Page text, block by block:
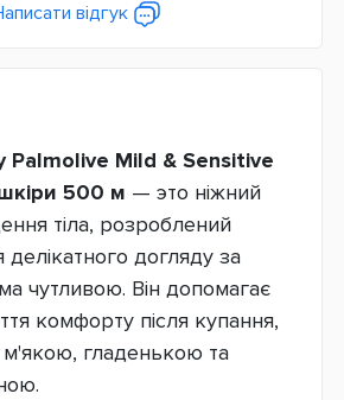
відгук
Palmolive Mild & Sensitive
500 м — это ніжний
тіла, розроблений
делікатного догляду за
чутливою. Він допомагає
комфорту після купання,
гладенькою та